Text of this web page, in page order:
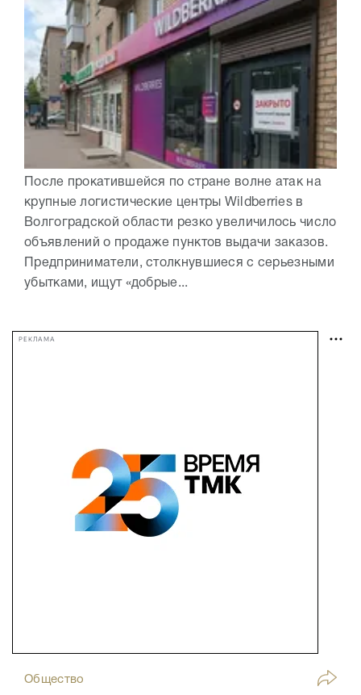
После прокатившейся по стране волне атак на
крупные логистические центры Wildberries в
Волгоградской области резко увеличилось число
объявлений о продаже пунктов выдачи заказов.
Предприниматели, столкнувшиеся с серьезными
убытками, ищут «добрые...
РЕКЛАМА
Общество